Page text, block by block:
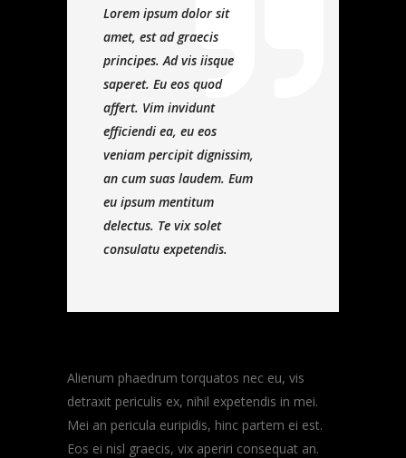
Lorem ipsum dolor sit
amet, est ad graecis
principes. Ad vis iisque
saperet. Eu eos quod
affert. Vim invidunt
efficiendi ea, eu eos
veniam percipit dignissim,
an cum suas laudem. Eum
eu ipsum mentitum
delectus. Te vix solet
consulatu expetendis.
Alienum phaedrum torquatos nec eu, vis
detraxit periculis ex, nihil expetendis in mei.
Mei an pericula euripidis, hinc partem ei est.
Eos ei nisl graecis, vix aperiri consequat an.